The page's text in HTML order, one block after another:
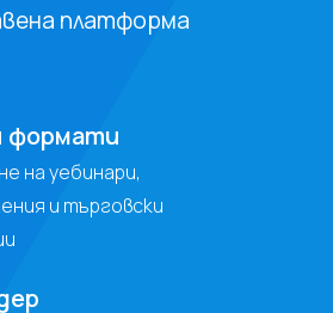
платформа
формати
на уебинари,
и търговски